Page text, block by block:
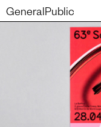
GeneralPublic